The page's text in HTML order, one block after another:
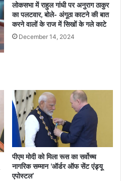
लोकसभा में राहुल गांधी पर अनुराग ठाकुर
का पलटवार, बोले- अंगूठा काटने की बात
करने वालों के राज में सिखों के गले काटे
December 14, 2024
पीएम मोदी को मिला रूस का सर्वोच्च
नागरिक सम्मान ‘ऑर्डर ऑफ सेंट एंड्र्यू
एपोस्टल’